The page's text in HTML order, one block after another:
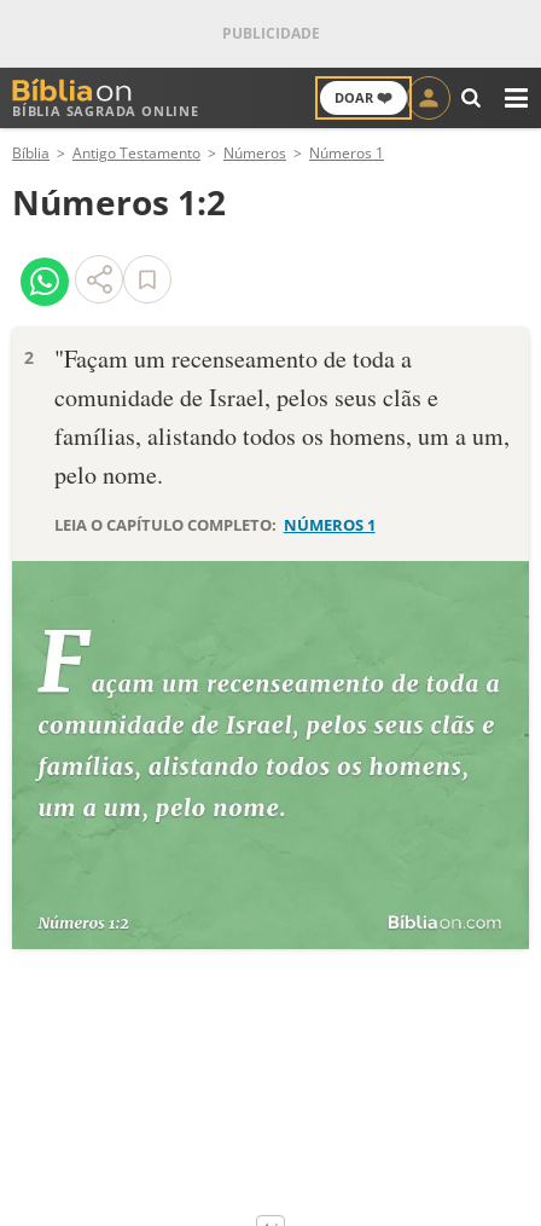
BÍBLIA SAGRADA ONLINE
DOAR ❤️
ANTIGO TESTAMENTO
NOVO TESTAMENTO
VERSÍCULOS
PALAVRA DO DIA
SALMO DO DIA
DEVOCIONAL DIÁRIO
ESTUDOS BÍBLICOS
ESBOÇOS DE PREGAÇÃO
TEMAS
PERGUNTE À BÍBLIA
QUEM SOMOS
Bíblia Antigo Testamento Números Números 1
Números 1:2
2
"Façam um recenseamento de toda a
comunidade de Israel, pelos seus clãs e
famílias, alistando todos os homens, um a um,
pelo nome.
LEIA O CAPÍTULO COMPLETO: NÚMEROS 1